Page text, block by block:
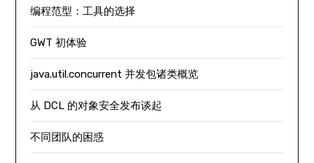
编程范型：工具的选择
GWT 初体验
java.util.concurrent 并发包诸类概览
从 DCL 的对象安全发布谈起
不同团队的困惑